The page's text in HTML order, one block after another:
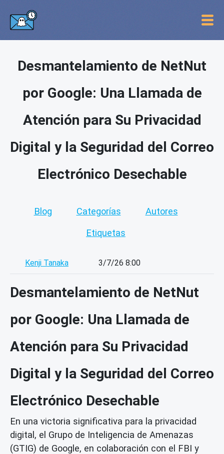
Desmantelamiento de NetNut
por Google: Una Llamada de
Atención para Su Privacidad
Digital y la Seguridad del Correo
Electrónico Desechable
Blog Categorías Autores
Etiquetas
Kenji Tanaka 3/7/26 8:00
Desmantelamiento de NetNut
por Google: Una Llamada de
Atención para Su Privacidad
Digital y la Seguridad del Correo
Electrónico Desechable
En una victoria significativa para la privacidad
digital, el Grupo de Inteligencia de Amenazas
(GTIG) de Google, en colaboración con el FBI y